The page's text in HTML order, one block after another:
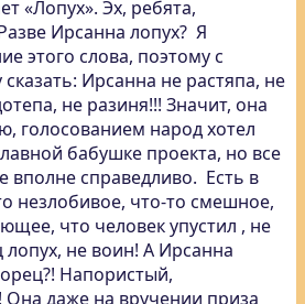
«Лопух». Эх, ребята,
Ирсанна лопух? Я
этого слова, поэтому с
Ирсанна не растяпа, не
не разиня!!! Значит, она
голосованием народ хотел
бабушке проекта, но все
вполне справедливо. Есть в
незлобивое, что-то смешное,
что человек упустил , не
не воин! А Ирсанна
Напористый,
Она даже на вручении приза